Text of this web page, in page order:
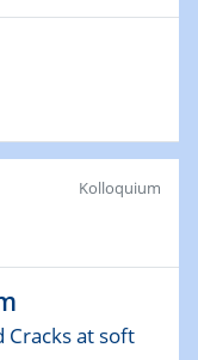
2D-
Kolloquium
Cracks at soft